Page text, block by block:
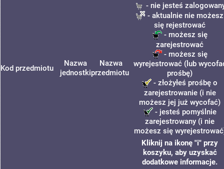
Kod przedmiotu
Nazwa
jednostki
Nazwa
przedmiotu
- nie jesteś
- aktualnie nie możesz
się rejestrować
- możesz się
zarejestrować
- możesz się
wyrejestrować (lub
prośbę)
- złożyłeś prośbę o
zarejestrowanie (i nie
możesz jej już wycofać)
- jesteś pomyślnie
zarejestrowany (i nie
możesz się
Kliknij na ikonę "i" przy
koszyku, aby uzyskać
dodatkowe informacje.